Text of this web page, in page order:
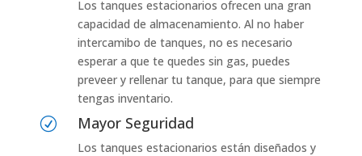
Los tanques estacionarios ofrecen una gran
capacidad de almacenamiento. Al no haber
intercamibo de tanques, no es necesario
esperar a que te quedes sin gas, puedes
preveer y rellenar tu tanque, para que siempre
tengas inventario.
R Mayor Seguridad
Los tanques estacionarios están diseñados y